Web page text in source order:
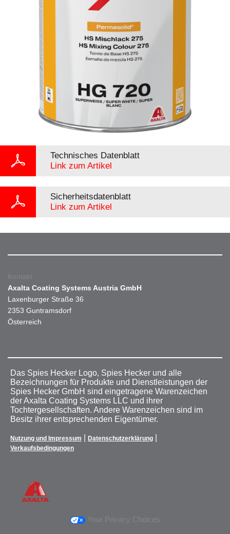
Technisches Datenblatt
Link zum Artikel
Sicherheitsdatenblatt
Link zum Artikel
Kontakt
Axalta Coating Systems Austria GmbH
Laxenburger Straße 36
2353 Guntramsdorf
Österreich
Das Spies Hecker Logo, Spies Hecker und alle
Bezeichnungen für Produkte und Dienstleistungen der
Spies Hecker GmbH sind eingetragene Warenzeichen
der Axalta Coating Systems LLC und ihrer
Tochtergesellschaften. Andere Warenzeichen sind im
Besitz ihrer entsprechenden Eigentümer.
Nutzung und Impressum Datenschutzerklärung
Verkaufsbedingungen
Your Privacy Choices